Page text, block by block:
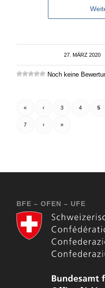
27. MÄRZ 2020
/
Noch keine
« ‹ 3 4 5
7 › »
BFE – OFEN – UFE